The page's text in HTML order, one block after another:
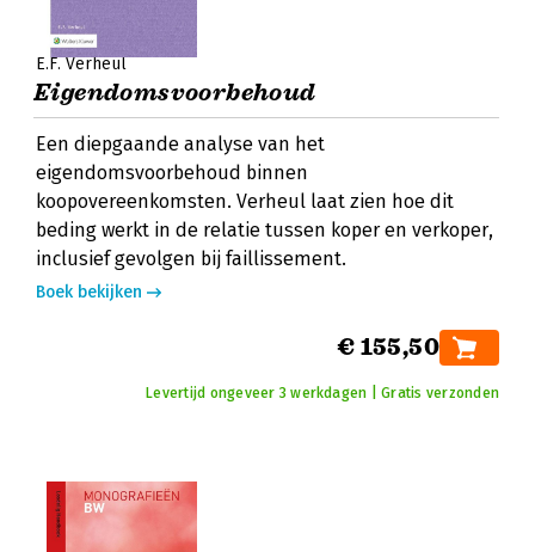
E.F. Verheul
Eigendomsvoorbehoud
Een diepgaande analyse van het
eigendomsvoorbehoud binnen
koopovereenkomsten. Verheul laat zien hoe dit
beding werkt in de relatie tussen koper en verkoper,
inclusief gevolgen bij faillissement.
Boek bekijken
€ 155,50
Levertijd ongeveer 3 werkdagen | Gratis verzonden